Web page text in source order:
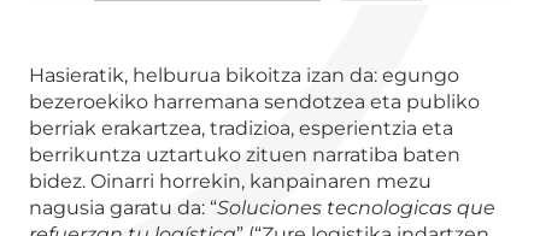
Hasieratik, helburua bikoitza izan da: egungo
bezeroekiko harremana sendotzea eta publiko
berriak erakartzea, tradizioa, esperientzia eta
berrikuntza uztartuko zituen narratiba baten
bidez. Oinarri horrekin, kanpainaren mezu
nagusia garatu da: “Soluciones tecnologicas que